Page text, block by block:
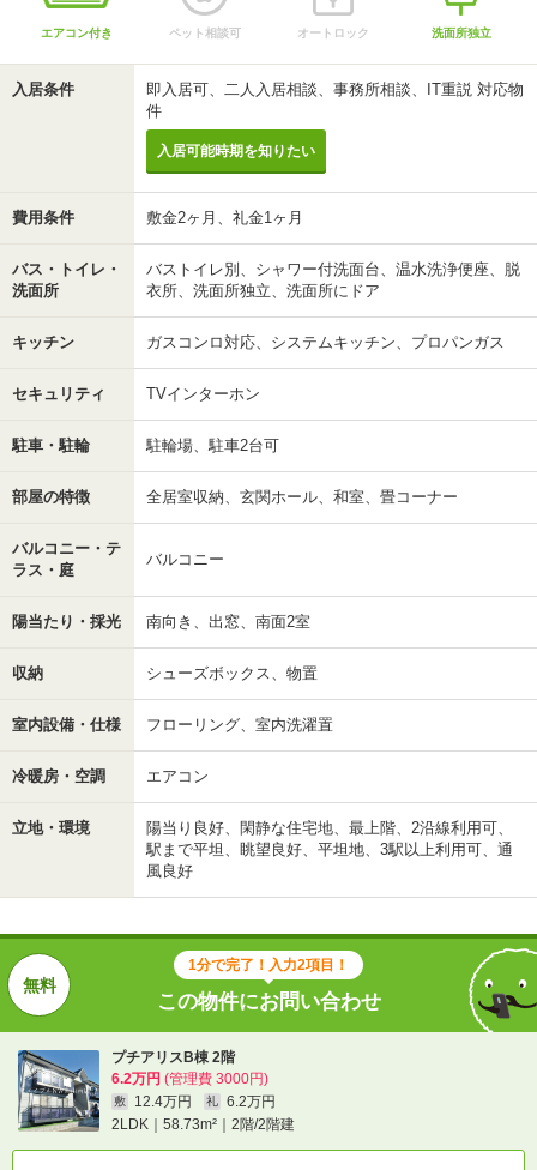
エアコン付き ペット相談可 オートロック 洗面所独立
入居条件
即入居可、二人入居相談、事務所相談、IT重説 対応物
件
入居可能時期を知りたい
費用条件 敷金2ヶ月、礼金1ヶ月
バス・トイレ・
洗面所
バストイレ別、シャワー付洗面台、温水洗浄便座、脱
衣所、洗面所独立、洗面所にドア
キッチン ガスコンロ対応、システムキッチン、プロパンガス
セキュリティ TVインターホン
駐車・駐輪 駐輪場、駐車2台可
部屋の特徴 全居室収納、玄関ホール、和室、畳コーナー
バルコニー・テ
ラス・庭
バルコニー
陽当たり・採光 南向き、出窓、南面2室
収納 シューズボックス、物置
室内設備・仕様 フローリング、室内洗濯置
冷暖房・空調 エアコン
立地・環境
陽当り良好、閑静な住宅地、最上階、2沿線利用可、
駅まで平坦、眺望良好、平坦地、3駅以上利用可、通
風良好
1分で完了！入力2項目！
この物件にお問い合わせ
プチアリスB棟 2階
6.2万円 (管理費 3000円)
敷 12.4万円 礼
6.2万円
2LDK｜58.73m²｜2階/2階建